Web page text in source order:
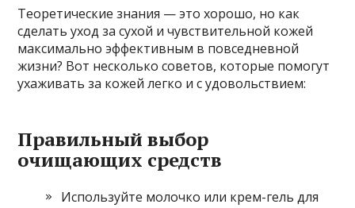
Теоретические знания — это хорошо, но как
сделать уход за сухой и чувствительной кожей
максимально эффективным в повседневной
жизни? Вот несколько советов, которые помогут
ухаживать за кожей легко и с удовольствием:
Правильный выбор
очищающих средств
Используйте молочко или крем-гель для